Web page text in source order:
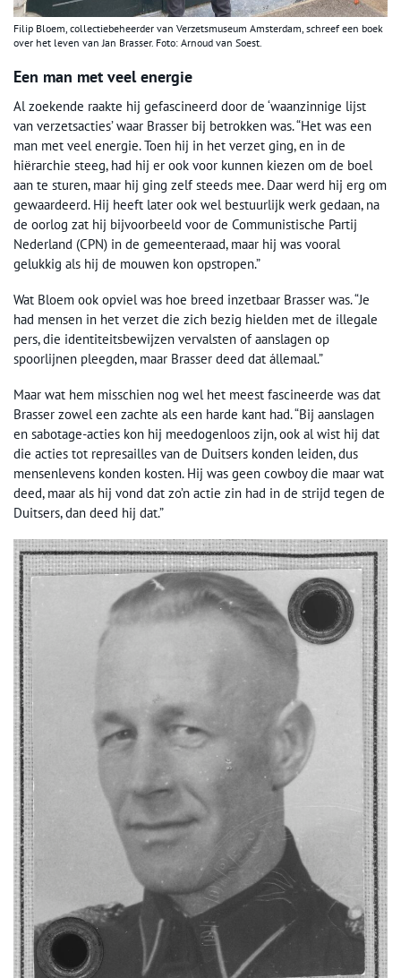
Filip Bloem, collectiebeheerder van Verzetsmuseum Amsterdam, schreef een boek
over het leven van Jan Brasser. Foto: Arnoud van Soest.
Een man met veel energie
Al zoekende raakte hij gefascineerd door de ‘waanzinnige lijst
van verzetsacties’ waar Brasser bij betrokken was. “Het was een
man met veel energie. Toen hij in het verzet ging, en in de
hiërarchie steeg, had hij er ook voor kunnen kiezen om de boel
aan te sturen, maar hij ging zelf steeds mee. Daar werd hij erg om
gewaardeerd. Hij heeft later ook wel bestuurlijk werk gedaan, na
de oorlog zat hij bijvoorbeeld voor de Communistische Partij
Nederland (CPN) in de gemeenteraad, maar hij was vooral
gelukkig als hij de mouwen kon opstropen.”
Wat Bloem ook opviel was hoe breed inzetbaar Brasser was. “Je
had mensen in het verzet die zich bezig hielden met de illegale
pers, die identiteitsbewijzen vervalsten of aanslagen op
spoorlijnen pleegden, maar Brasser deed dat állemaal.”
Maar wat hem misschien nog wel het meest fascineerde was dat
Brasser zowel een zachte als een harde kant had. “Bij aanslagen
en sabotage-acties kon hij meedogenloos zijn, ook al wist hij dat
die acties tot represailles van de Duitsers konden leiden, dus
mensenlevens konden kosten. Hij was geen cowboy die maar wat
deed, maar als hij vond dat zo’n actie zin had in de strijd tegen de
Duitsers, dan deed hij dat.”